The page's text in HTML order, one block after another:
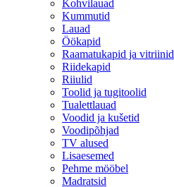
Kohvilauad
Kummutid
Lauad
Öökapid
Raamatukapid ja vitriinid
Riidekapid
Riiulid
Toolid ja tugitoolid
Tualettlauad
Voodid ja kušetid
Voodipõhjad
TV alused
Lisaesemed
Pehme mööbel
Madratsid